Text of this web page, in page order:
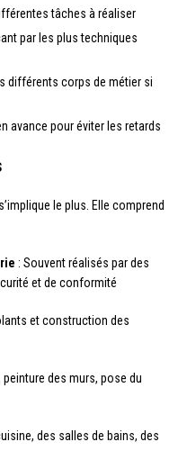
tâches à réaliser
par les plus techniques
différents corps de métier si
avance pour éviter les retards
le plus. Elle comprend
: Souvent réalisés par des
et de conformité
et construction des
des murs, pose du
des salles de bains, des